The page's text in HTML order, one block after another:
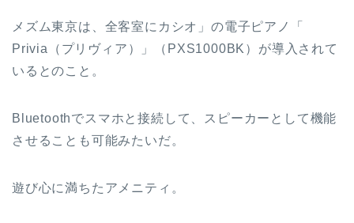
メズム東京は、全客室にカシオ」の電子ピアノ「
Privia（プリヴィア）」（PXS1000BK）が導入されて
いるとのこと。
Bluetoothでスマホと接続して、スピーカーとして機能
させることも可能みたいだ。
遊び心に満ちたアメニティ。